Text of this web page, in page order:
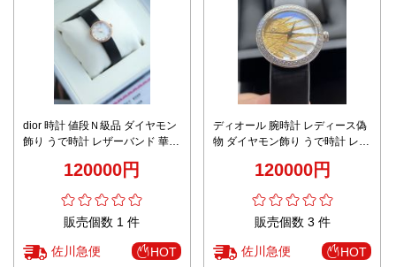
dior 時計 値段Ｎ級品 ダイヤモン
飾り うで時計 レザーバンド 華や
水 ホワイト120000円
販売個数 1 件
佐川急便 HOT
ディオール 腕時計 レディース偽
物 ダイヤモン飾り うで時計 レザ
CD04711X1001_000 ブラック
120000円
販売個数 3 件
佐川急便 HOT